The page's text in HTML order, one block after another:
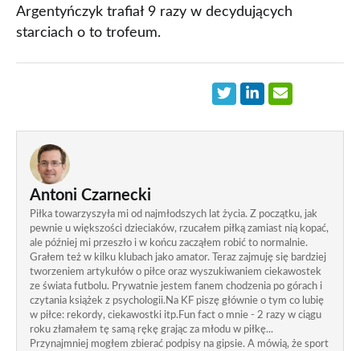
Argentyńczyk trafiał 9 razy w decydujących
starciach o to trofeum.
Antoni Czarnecki
Piłka towarzyszyła mi od najmłodszych lat życia. Z początku, jak
pewnie u większości dzieciaków, rzucałem piłką zamiast nią kopać,
ale później mi przeszło i w końcu zacząłem robić to normalnie.
Grałem też w kilku klubach jako amator. Teraz zajmuję się bardziej
tworzeniem artykułów o piłce oraz wyszukiwaniem ciekawostek
ze świata futbolu. Prywatnie jestem fanem chodzenia po górach i
czytania książek z psychologii.Na KF piszę głównie o tym co lubię
w piłce: rekordy, ciekawostki itp.Fun fact o mnie - 2 razy w ciągu
roku złamałem tę samą rękę grając za młodu w piłkę...
Przynajmniej mogłem zbierać podpisy na gipsie. A mówią, że sport